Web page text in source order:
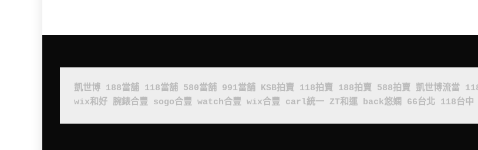
凱世博 188當舖 118當舖 580當舖 991當舖 KSB拍賣 118拍賣 188拍賣 588拍賣 凱世博流當
wix和好
腕錶合豐 sogo合豐 watch合豐 wix合豐 carl統一 ZT和運 back悠嫻 66台北 118台中